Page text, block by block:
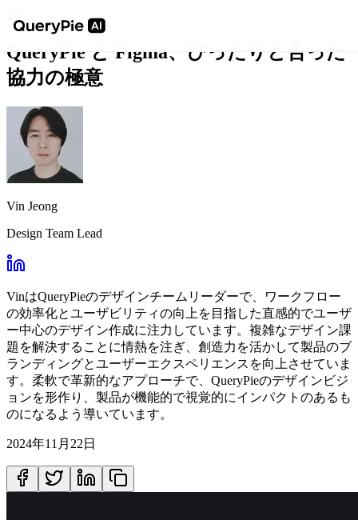
QueryPie と Figma、ぴったりと合った
協力の極意
Vin Jeong
Design Team Lead
VinはQueryPieのデザインチームリーダーで、ワークフロー
の効率化とユーザビリティの向上を目指した直感的でユーザ
ー中心のデザイン作成に注力しています。複雑なデザイン課
題を解決することに情熱を注ぎ、創造力を活かして製品のブ
ランディングとユーザーエクスペリエンスを向上させていま
す。柔軟で革新的なアプローチで、QueryPieのデザインビジ
ョンを形作り、製品が機能的で視覚的にインパクトのあるも
のになるよう導いています。
2024年11月22日